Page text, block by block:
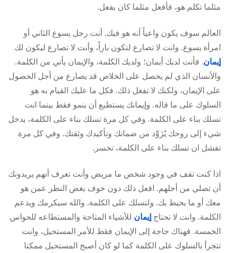
مثلما تكلم هو، فأفعل مثلما كان يفعل.
العالم سوف يكون واعياً أنه هو فيك. أنت رجل يسوع الثاني أو
امرأة يسوع. وانت لا تصارع لتكون باراً، وأنت لا تصارع ليكون لك
إيمان. فأنت لديك أيمان؛ ولديك الكلمة، والإيمان يأتي من الكلمة.
والأنسان الذي لم يحصل على الخلاص قد يصارع من أجل الحصول
على الإيمان، ولكنك لا تفعل ذلك. فكل ما عليك القيام به هو
السلوك على ما قاله. وإيمانك يستطيع أن ينمو فقط بينما انت
تسلك بناء على الكلمة. وفي كل مرة تسلك بناء على الكلمة، يدخل
شيء إلى روحك يُزَوِّد من ضمانك وتأكيدك وثقتك. وفي كل مرة
تفشل ان تسلك بناء على الكلمة، تخسر.
اذا كنت تقف في وجود شخص ما مريض وأنت تعرف أنهم يريدونك
أن تصلي من أجلهم. افعل ذلك دون خوف بغض النظر عمن هو
معك أو ما يحيط بك. ولتسلك على الكلمة. والله سيكرمك ويدعم
الكلمة. وانت لا تحتاج إيمان للأشياء المتاحة والمستطاعه للحواس
الخمسة. فهناك حاجة إلى الإيمان فقط للأمر المستحيل، وانت
تتجرأ بالسلوك على الكلمة كما لو كان أصبح المستحيل ممكنا